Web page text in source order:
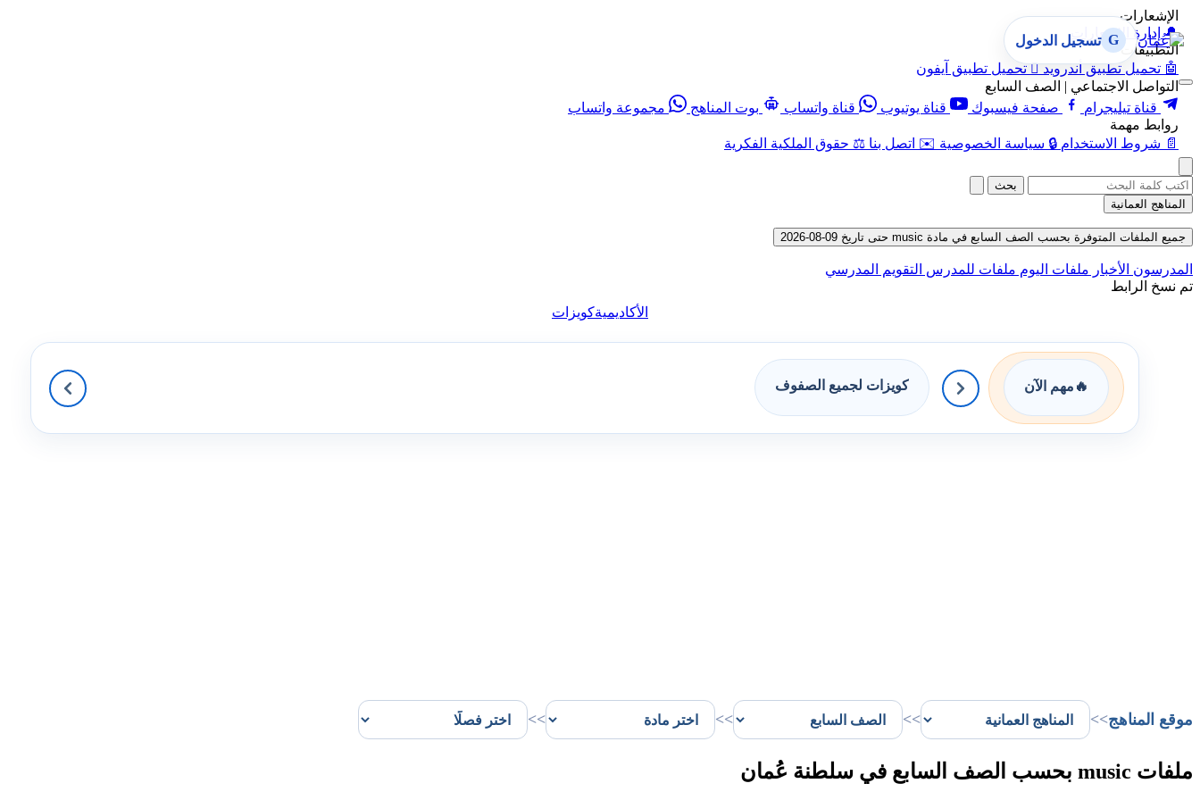
الإشعارات
🔔 إدارة الإشعارات
التطبيقات
🤖 تحميل تطبيق أندرويد  تحميل تطبيق آيفون
التواصل الاجتماعي | الصف السابع
قناة تيليجرام
صفحة فيسبوك قناة يوتيوب قناة واتساب بوت المناهج
مجموعة واتساب
روابط مهمة
📄 شروط الاستخدام 🔒 سياسة الخصوصية ✉️ اتصل بنا ⚖️ حقوق الملكية الفكرية
G تسجيل الدخول
بحث
المناهج العمانية
جميع الملفات المتوفرة بحسب الصف السابع في مادة music حتى تاريخ 09-08-2026
المدرسون الأخبار ملفات اليوم ملفات للمدرس التقويم المدرسي
تم نسخ الرابط
الأكاديميةكويزات
🔥 مهم الآن كويزات لجميع الصفوف
موقع المناهج>>
>>
>>
>>
ملفات music بحسب الصف السابع في سلطنة عُمان